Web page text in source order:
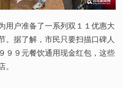
用户准备了一系列双１１优惠大
。据了解，市民只要扫描口碑人
９９元餐饮通用现金红包，这些